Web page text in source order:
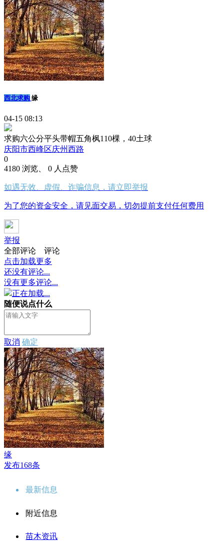
西北求购 缘
04-15 08:13
求购六公分平头带帽五角枫110棵，40土球
庆阳市西峰区庆州西路
0
4180 浏览、 0 人点赞
如遇无效、虚假、诈骗信息，请立即举报
为了您的资金安全，请见面交易，切勿提前支付任何费用
举报
全部评论
评论
点击加载更多
还没有评论...
没有更多评论...
正在加载...
随便说点什么
取消 确定
缘
发布168条
最新信息
附近信息
苗木资讯